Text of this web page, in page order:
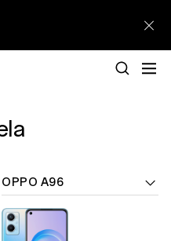
OPPO A96